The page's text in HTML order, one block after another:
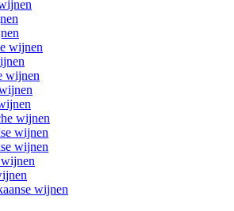
wijnen
wijnen
wijnen
wijnen
wijnen
wijnen